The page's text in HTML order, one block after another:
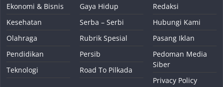
Ekonomi & Bisnis
Kesehatan
Olahraga
Pendidikan
Teknologi
Gaya Hidup
Serba – Serbi
Rubrik Spesial
Persib
Road To Pilkada
Redaksi
Hubungi Kami
Pasang Iklan
Pedoman Media
Siber
Privacy Policy